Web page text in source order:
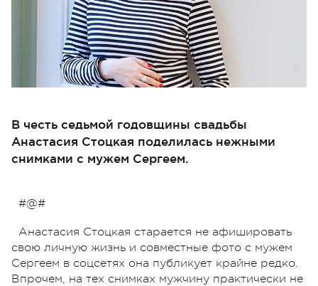
В честь седьмой годовщины свадьбы
Анастасия Стоцкая поделилась нежными
снимками с мужем Сергеем.
#@#
Анастасия Стоцкая старается не афишировать
свою личную жизнь и совместные фото с мужем
Сергеем в соцсетях она публикует крайне редко.
Впрочем, на тех снимках мужчину практически не